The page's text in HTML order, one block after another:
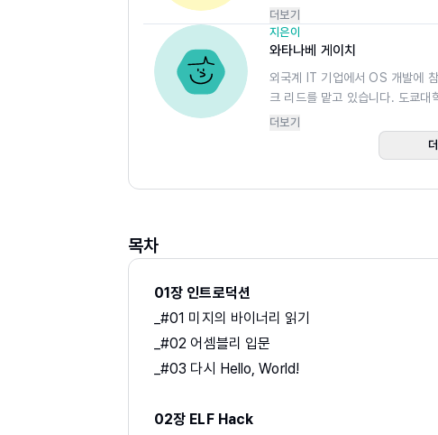
이 책 한 권만으로도 저수준 프로그래밍과 바이
가 저수준 기술의 근본을 이해하고 오늘날의 복잡
·소프트웨어·보안 엔지니어 및 연구자 여러분께
는 기술 환경 속에서도 흔들리지 않는 지식의 토
라 생각합니다. 다시 한 번 새롭게 펼쳐지는
에 최연소로 참가한 기록 등을 보
것이었으며 좋아하는 함수는
업했습니다. 대학 시절에는 경
국제 대학 대항 프로그래밍 콘테
더보기
지은이
와타나베 게이치
외국계 IT 기업에서 OS 개발에
크 리드를 맡고 있습니다. 도쿄대
을 연구했고 한때는 OCaml로
컴파일러를 만들기도 했습니다.
등 ‘안전한 계산’을 실현하는 방
더보기
목차
01장 인트로덕션
_#01 미지의 바이너리 읽기
_#02 어셈블리 입문
_#03 다시 Hello, World!
02장 ELF Hack